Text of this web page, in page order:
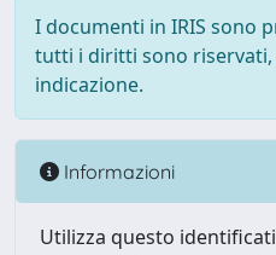
I documenti in IRIS sono
tutti i diritti sono riservati,
indicazione.
Informazioni
Utilizza questo